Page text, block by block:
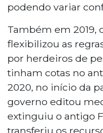
podendo variar
Também em 2019,
flexibilizou as
por herdeiros de
tinham cotas no
2020, no início da
governo editou
extinguiu o antigo
transferiu os